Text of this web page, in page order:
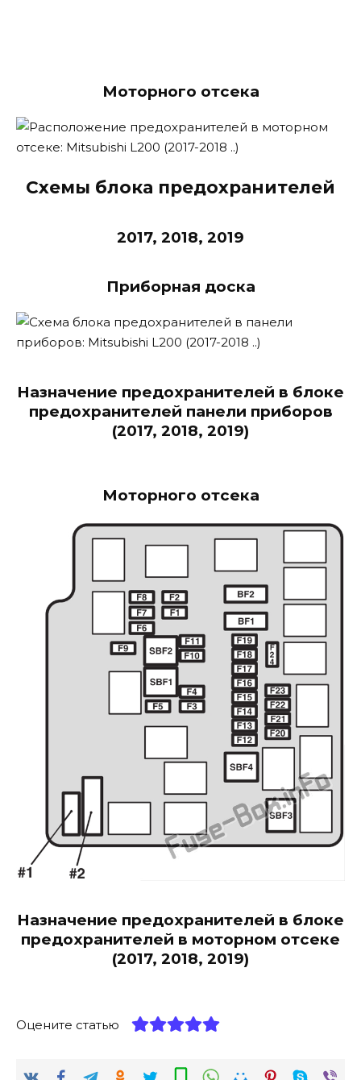
Моторного отсека
Схемы блока предохранителей
2017, 2018, 2019
Приборная доска
Назначение предохранителей в блоке
предохранителей панели приборов
(2017, 2018, 2019)
Моторного отсека
Назначение предохранителей в блоке
предохранителей в моторном отсеке
(2017, 2018, 2019)
Оцените статью